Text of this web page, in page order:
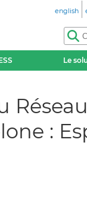
english
Le
: